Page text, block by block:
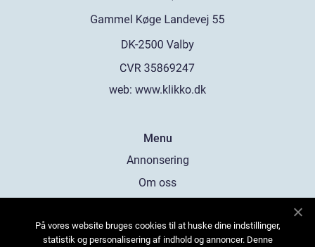
web: www.klikko.dk
Menu
Annonsering
Om oss
Kontakta oss
På vores website bruges cookies til at huske dine indstillinger,
statistik og personalisering af indhold og annoncer. Denne